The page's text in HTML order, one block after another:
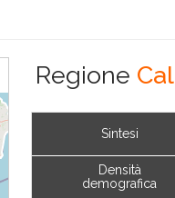
Regione
Sintesi
Densità
demografica